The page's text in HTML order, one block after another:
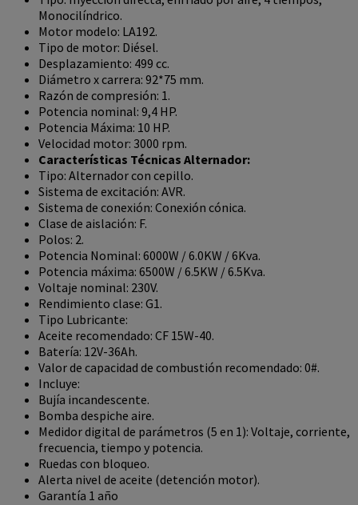
Monocilíndrico.
Motor modelo: LA192.
Tipo de motor: Diésel.
Desplazamiento: 499 cc.
Diámetro x carrera: 92*75 mm.
Razón de compresión: 1.
Potencia nominal: 9,4 HP.
Potencia Máxima: 10 HP.
Velocidad motor: 3000 rpm.
Características Técnicas Alternador:
Tipo: Alternador con cepillo.
Sistema de excitación: AVR.
Sistema de conexión: Conexión cónica.
Clase de aislación: F.
Polos: 2.
Potencia Nominal: 6000W / 6.0KW / 6Kva.
Potencia máxima: 6500W / 6.5KW / 6.5Kva.
Voltaje nominal: 230V.
Rendimiento clase: G1.
Tipo Lubricante:
Aceite recomendado: CF 15W-40.
Batería: 12V-36Ah.
Valor de capacidad de combustión recomendado: 0#.
Incluye:
Bujía incandescente.
Bomba despiche aire.
Medidor digital de parámetros (5 en 1): Voltaje, corriente,
frecuencia, tiempo y potencia.
Ruedas con bloqueo.
Alerta nivel de aceite (detención motor).
Garantía 1 año